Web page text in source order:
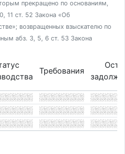
прекращено по основаниям,
11 ст. 52 Закона «Об
возвращенных взыскателю по
абз. 3, 5, 6 ст. 53 Закона
Требования